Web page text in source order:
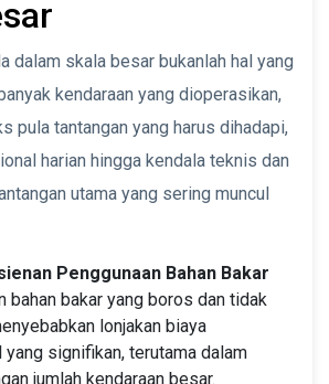
dalam skala besar bukanlah hal yang
kendaraan yang dioperasikan,
pula tantangan yang harus dihadapi,
harian hingga kendala teknis dan
utama yang sering muncul
Penggunaan Bahan Bakar
bahan bakar yang boros dan tidak
lonjakan biaya
signifikan, terutama dalam
jumlah kendaraan besar.